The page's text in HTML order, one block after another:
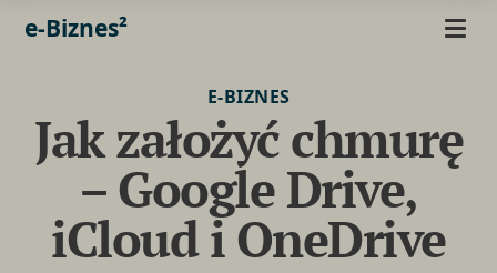
e-Biznes²
E-BIZNES
Jak założyć chmurę
– Google Drive,
iCloud i OneDrive